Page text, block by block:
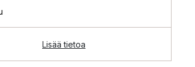
Lisää tietoa